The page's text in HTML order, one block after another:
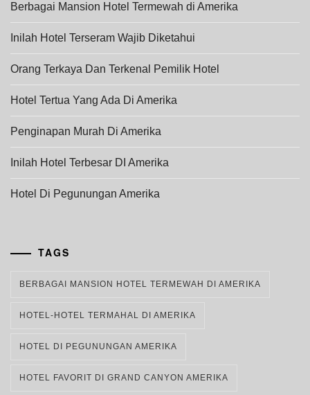
Berbagai Mansion Hotel Termewah di Amerika
Inilah Hotel Terseram Wajib Diketahui
Orang Terkaya Dan Terkenal Pemilik Hotel
Hotel Tertua Yang Ada Di Amerika
Penginapan Murah Di Amerika
Inilah Hotel Terbesar DI Amerika
Hotel Di Pegunungan Amerika
TAGS
BERBAGAI MANSION HOTEL TERMEWAH DI AMERIKA
HOTEL-HOTEL TERMAHAL DI AMERIKA
HOTEL DI PEGUNUNGAN AMERIKA
HOTEL FAVORIT DI GRAND CANYON AMERIKA